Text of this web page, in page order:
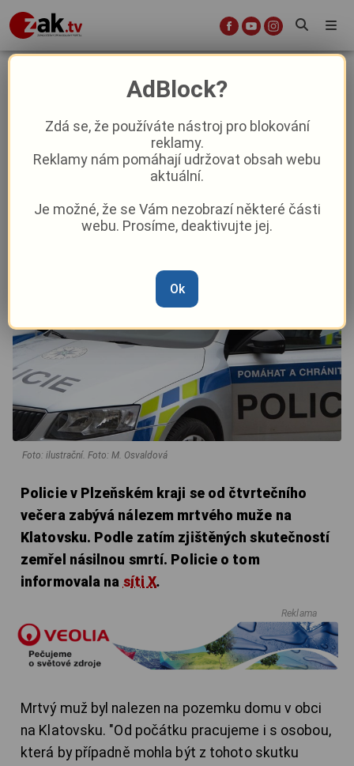
Policie vyšetřuje nález mrtvého
muže na Klatovsku
1. 11. 2024|06:37
Foto: ilustrační. Foto: M. Osvaldová
Policie v Plzeňském kraji se od čtvrtečního
večera zabývá nálezem mrtvého muže na
Klatovsku. Podle zatím zjištěných skutečností
zemřel násilnou smrtí. Policie o tom
informovala na síti X.
Reklama
Mrtvý muž byl nalezen na pozemku domu v obci
na Klatovsku. "Od počátku pracujeme i s osobou,
která by případně mohla být z tohoto skutku
AdBlock?
Zdá se, že používáte nástroj pro blokování
reklamy.
Reklamy nám pomáhají udržovat obsah webu
aktuální.
Je možné, že se Vám nezobrazí některé části
webu. Prosíme, deaktivujte jej.
Ok